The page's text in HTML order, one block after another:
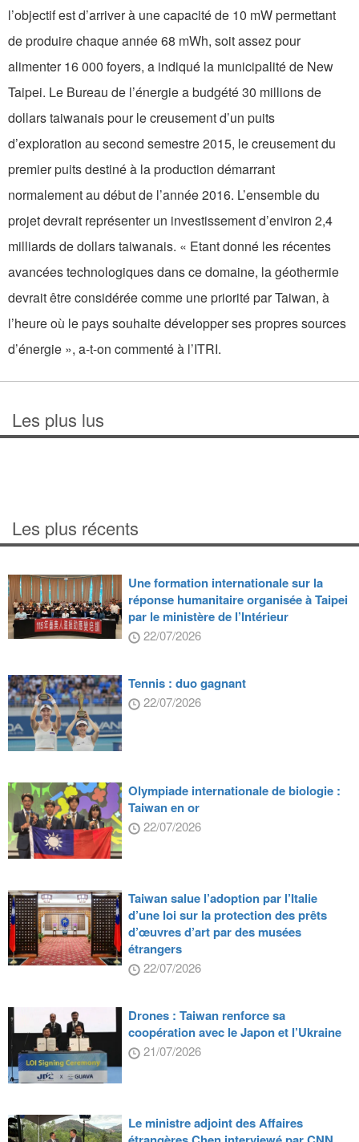
l’objectif est d’arriver à une capacité de 10 mW permettant
de produire chaque année 68 mWh, soit assez pour
alimenter 16 000 foyers, a indiqué la municipalité de New
Taipei. Le Bureau de l’énergie a budgété 30 millions de
dollars taiwanais pour le creusement d’un puits
d’exploration au second semestre 2015, le creusement du
premier puits destiné à la production démarrant
normalement au début de l’année 2016. L’ensemble du
projet devrait représenter un investissement d’environ 2,4
milliards de dollars taiwanais. « Etant donné les récentes
avancées technologiques dans ce domaine, la géothermie
devrait être considérée comme une priorité par Taiwan, à
l’heure où le pays souhaite développer ses propres sources
d’énergie », a-t-on commenté à l’ITRI.
Les plus lus
Les plus récents
Une formation internationale sur la
réponse humanitaire organisée à Taipei
par le ministère de l’Intérieur
22/07/2026
Tennis : duo gagnant
22/07/2026
Olympiade internationale de biologie :
Taiwan en or
22/07/2026
Taiwan salue l’adoption par l’Italie
d’une loi sur la protection des prêts
d’œuvres d’art par des musées
étrangers
22/07/2026
Drones : Taiwan renforce sa
coopération avec le Japon et l’Ukraine
21/07/2026
Le ministre adjoint des Affaires